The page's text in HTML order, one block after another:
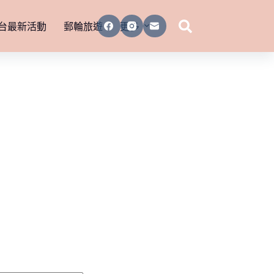
最新活動 郵輪旅遊 更多